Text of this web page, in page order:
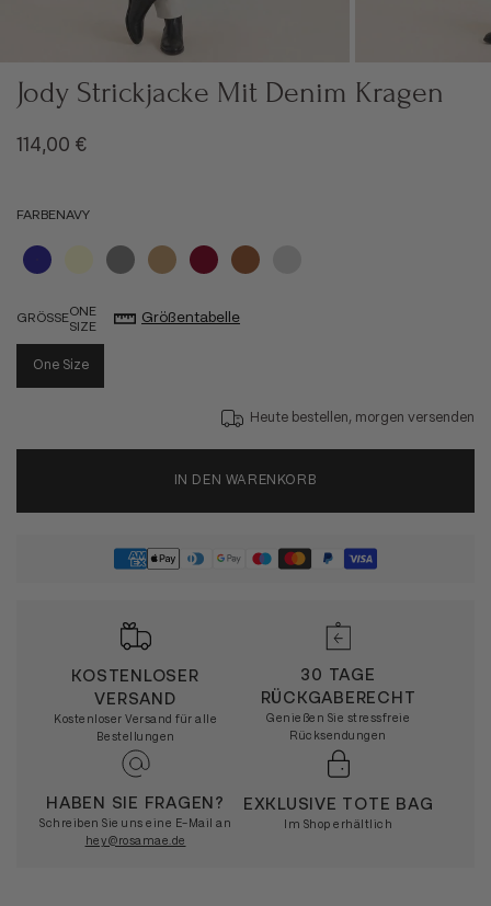
Jody Strickjacke Mit Denim Kragen
Angebot
114,00 €
FARBENAVY
Navy CremeGrau CamelBordeaux
Braun
GRÖSSE
ONE
SIZE
Größentabelle
One Size
Heute bestellen, morgen versenden
IN DEN WARENKORB
KOSTENLOSER
VERSAND
Kostenloser Versand für alle
Bestellungen
30 TAGE
RÜCKGABERECHT
Genießen Sie stressfreie
Rücksendungen
HABEN SIE FRAGEN?
Schreiben Sie uns eine E-Mail an
hey@rosamae.de
EXKLUSIVE TOTE BAG
Im Shop erhältlich